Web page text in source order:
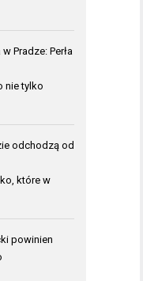
Pradze: Perła
nie tylko
odchodzą od
które w
powinien